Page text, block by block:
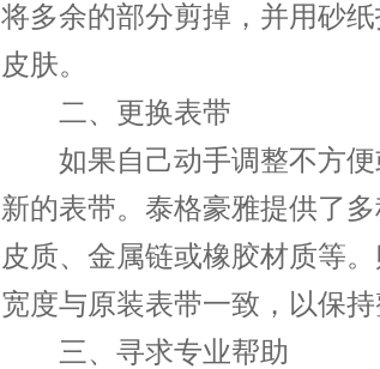
将多余的部分剪掉，并用砂
皮肤。
二、更换表带
如果自己动手调整不方便
新的表带。泰格豪雅提供了
皮质、金属链或橡胶材质等
宽度与原装表带一致，以保持
三、寻求专业帮助